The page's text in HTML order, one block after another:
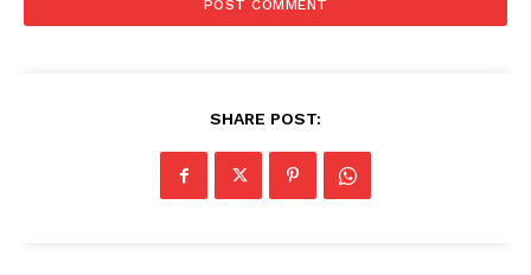
SHARE POST: